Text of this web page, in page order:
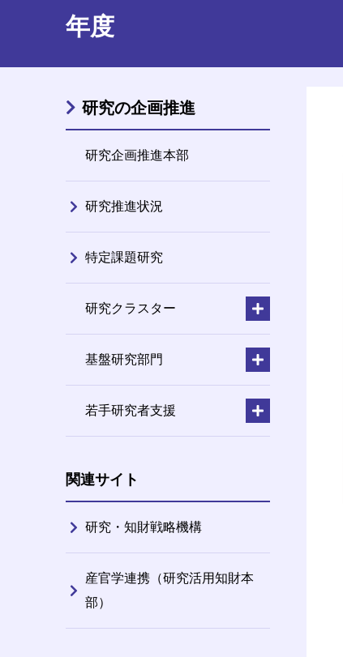
年度
研究の企画推進
研究企画推進本部
研究推進状況
特定課題研究
研究クラスター
基盤研究部門
若手研究者支援
関連サイト
研究・知財戦略機構
産官学連携（研究活用知財本
部）